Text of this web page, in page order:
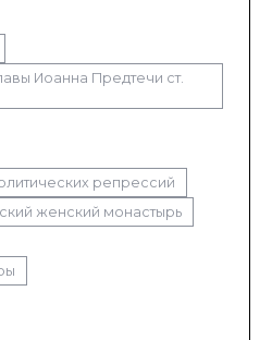
Иоанна Предтечи ст.
репрессий
женский монастырь